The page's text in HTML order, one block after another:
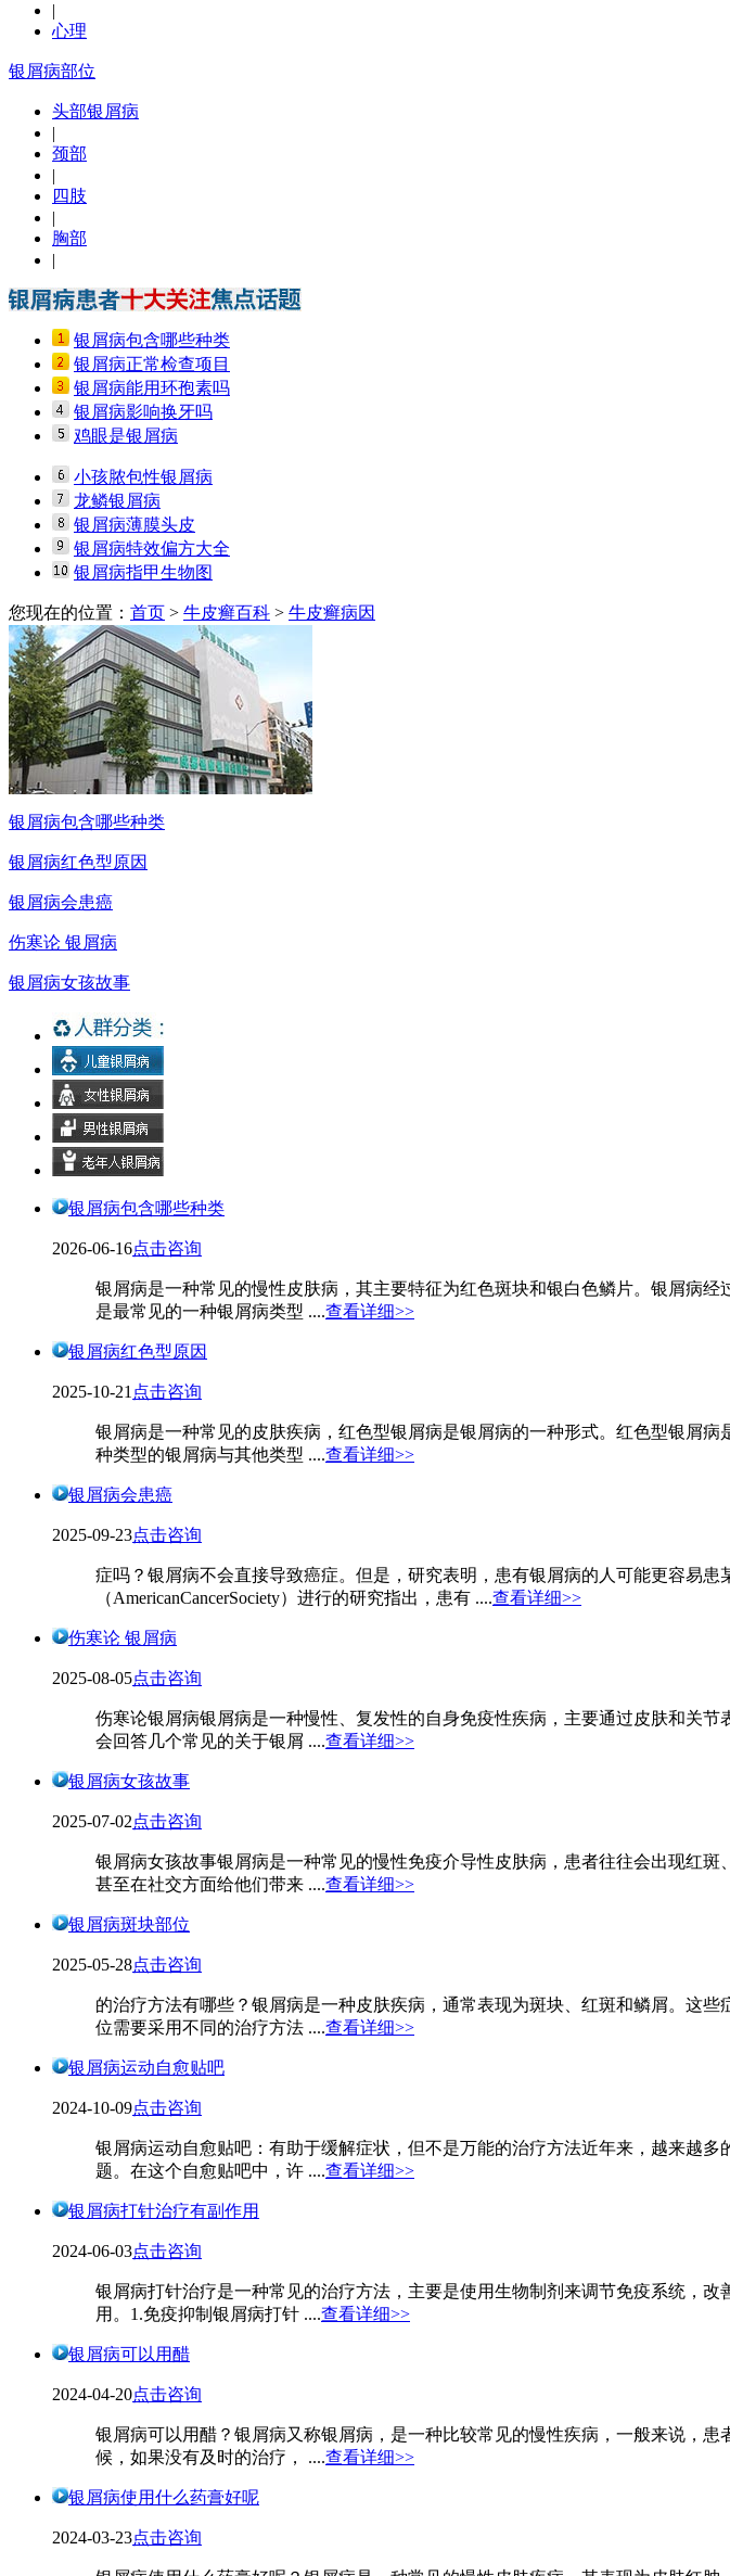
|
心理
银屑病部位
头部银屑病
|
颈部
|
四肢
|
胸部
|
银屑病包含哪些种类
银屑病正常检查项目
银屑病能用环孢素吗
银屑病影响换牙吗
鸡眼是银屑病
小孩脓包性银屑病
龙鳞银屑病
银屑病薄膜头皮
银屑病特效偏方大全
银屑病指甲生物图
您现在的位置： 首页 > 牛皮癣百科 > 牛皮癣病因
银屑病包含哪些种类
银屑病红色型原因
银屑病会患癌
伤寒论 银屑病
银屑病女孩故事
银屑病包含哪些种类
2026-06-16点击咨询
银屑病是一种常见的慢性皮肤病，其主要特征为红色斑块和银白色鳞片。银屑病
是最常见的一种银屑病类型 ....查看详细>>
银屑病红色型原因
2025-10-21 点击咨询
银屑病是一种常见的皮肤疾病，红色型银屑病是银屑病的一种形式。红色型银屑
种类型的银屑病与其他类型 ....查看详细>>
银屑病会患癌
2025-09-23点击咨询
症吗？银屑病不会直接导致癌症。但是，研究表明，患有银屑病的人可能更容易
（AmericanCancerSociety）进行的研究指出，患有 ....查看详细>>
伤寒论 银屑病
2025-08-05点击咨询
伤寒论银屑病银屑病是一种慢性、复发性的自身免疫性疾病，主要通过皮肤和关
会回答几个常见的关于银屑 ....查看详细>>
银屑病女孩故事
2025-07-02点击咨询
银屑病女孩故事银屑病是一种常见的慢性免疫介导性皮肤病，患者往往会出现红
甚至在社交方面给他们带来 ....查看详细>>
银屑病斑块部位
2025-05-28点击咨询
的治疗方法有哪些？银屑病是一种皮肤疾病，通常表现为斑块、红斑和鳞屑。这
位需要采用不同的治疗方法 ....查看详细>>
银屑病运动自愈贴吧
2024-10-09点击咨询
银屑病运动自愈贴吧：有助于缓解症状，但不是万能的治疗方法近年来，越来越
题。在这个自愈贴吧中，许 ....查看详细>>
银屑病打针治疗有副作用
2024-06-03点击咨询
银屑病打针治疗是一种常见的治疗方法，主要是使用生物制剂来调节免疫系统，
用。1.免疫抑制银屑病打针 ....查看详细>>
银屑病可以用醋
2024-04-20点击咨询
银屑病可以用醋？银屑病又称银屑病，是一种比较常见的慢性疾病，一般来说，
候，如果没有及时的治疗， ....查看详细>>
银屑病使用什么药膏好呢
2024-03-23点击咨询